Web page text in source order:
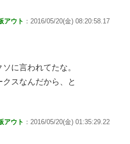
アウト ：2016/05/20(金) 08:20:58.17
に言われてたな。
スなんだから、と
アウト ：2016/05/20(金) 01:35:29.22